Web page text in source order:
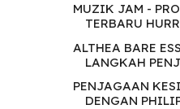
MUZIK JAM -
TERBARU
ALTHEA BARE
LANGKAH
PENJAGAAN
DENGAN